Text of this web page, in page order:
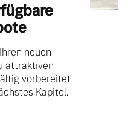
neuen
attraktiven
vorbereitet
Kapitel.